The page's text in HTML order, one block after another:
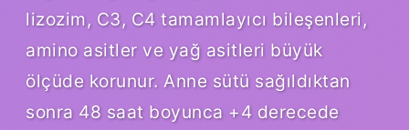
lizozim, C3, C4 tamamlayıcı bileşenleri,
amino asitler ve yağ asitleri büyük
ölçüde korunur. Anne sütü sağıldıktan
sonra 48 saat boyunca +4 derecede